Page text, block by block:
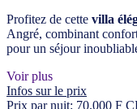
Profitez de cette villa
Angré, combinant
pour un séjour
Voir plus
Infos sur le prix
Prix par nuit: 70.000 F